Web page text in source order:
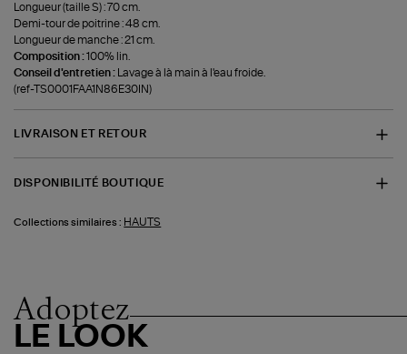
Longueur (taille S) : 70 cm.
Demi-tour de poitrine : 48 cm.
Longueur de manche : 21 cm.
Composition :100% lin.
Conseil d'entretien :
Lavage à là main à l'eau froide.
(ref-TS0001FAA1N86E30IN)
LIVRAISON ET RETOUR
DISPONIBILITÉ BOUTIQUE
Collections similaires : HAUTS
Adoptez
LE LOOK